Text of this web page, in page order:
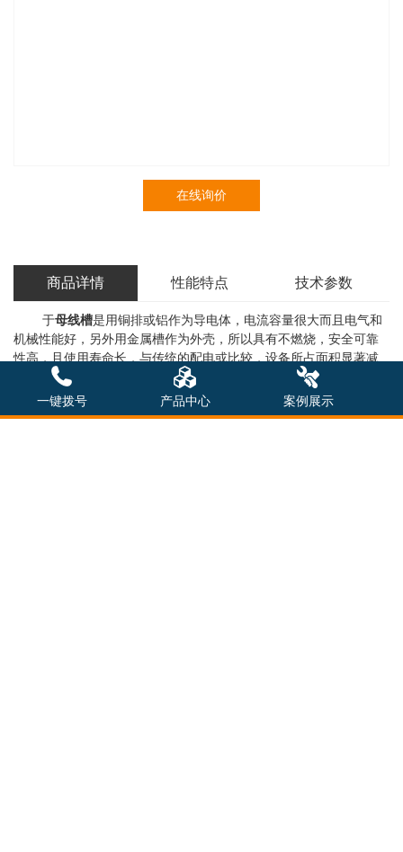
在线询价
商品详情 性能特点 技术参数
于母线槽是用铜排或铝作为导电体，电流容量很大而且电气和
机械性能好，另外用金属槽作为外壳，所以具有不燃烧，安全可靠
性高，且使用寿命长，与传统的配电或比较，设备所占面积显著减
少，并且外观美观，对于大型建筑物的施工和配电非常有利，概括
起来母线槽具有下列特点:
一键拨号 产品中心 案例展示